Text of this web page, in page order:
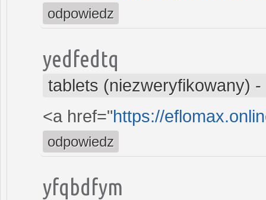
odpowiedz
yedfedtq
tablets (niezweryfikowany) -
<a href="https://
odpowiedz
yfqbdfym